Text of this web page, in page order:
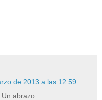
de 2013 a las 12:59
abrazo.